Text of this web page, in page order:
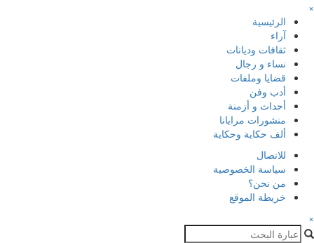
×
الرئيسية
آراء
ثقافات وديانات
نساء و رجال
قضايا وملفات
أدب وفن
أحداث و أزمنة
منشورات مرايانا
ألف حكاية وحكاية
للاتصال
سياسة الخصوصية
من نحن؟
خريطة الموقع
×